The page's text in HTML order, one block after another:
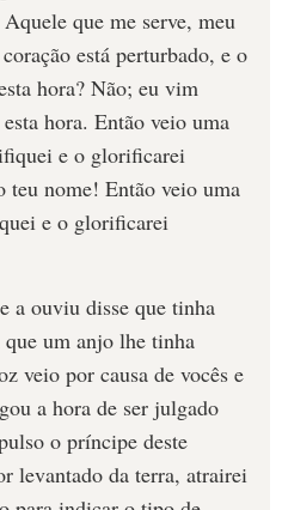
que me serve, meu
está perturbado, e o
hora? Não; eu vim
hora. Então veio uma
e o glorificarei
teu nome! Então veio uma
e o glorificarei
a ouviu disse que tinha
um anjo lhe tinha
veio por causa de vocês e
a hora de ser julgado
o príncipe deste
levantado da terra, atrairei